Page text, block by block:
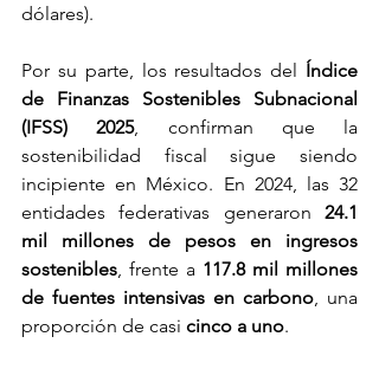
dólares).
Por su parte, los resultados del Índice
de Finanzas Sostenibles Subnacional
(IFSS) 2025, confirman que la
sostenibilidad fiscal sigue siendo
incipiente en México. En 2024, las 32
entidades federativas generaron 24.1
mil millones de pesos en ingresos
sostenibles , frente a 117.8 mil millones
de fuentes intensivas en carbono , una
proporción de casi cinco a uno.